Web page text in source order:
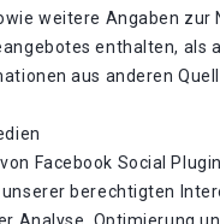
weitere Angaben zur
enthalten, als
aus anderen
Facebook Social
berechtigten